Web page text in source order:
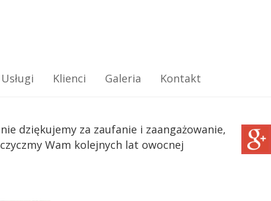
Usługi Klienci Galeria
Kontakt
dziękujemy za zaufanie i zaangażowanie,
Wam kolejnych lat owocnej